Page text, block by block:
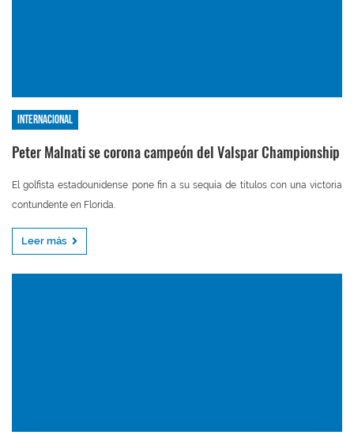
Internacional
Peter Malnati se corona campeón del Valspar Championship
El golfista estadounidense pone fin a su sequía de títulos con una victoria
contundente en Florida.
Leer más